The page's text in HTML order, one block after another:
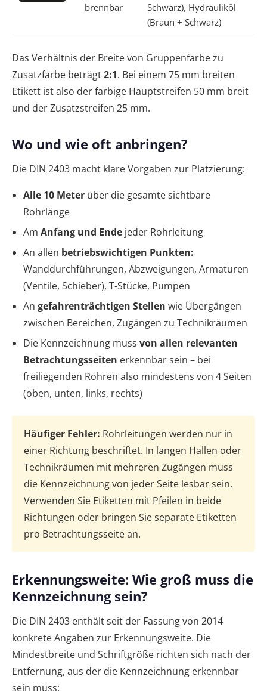
brennbar
Schwarz), Hydrauliköl
(Braun + Schwarz)
Das Verhältnis der Breite von Gruppenfarbe zu
Zusatzfarbe beträgt2:1. Bei einem 75 mm breiten
Etikett ist also der farbige Hauptstreifen 50 mm breit
und der Zusatzstreifen 25 mm.
Wo und wie oft anbringen?
Die DIN 2403 macht klare Vorgaben zur Platzierung:
Alle 10 Meter über die gesamte sichtbare
Rohrlänge
AmAnfang und Ende jeder Rohrleitung
An allen betriebswichtigen Punkten:
Wanddurchführungen, Abzweigungen, Armaturen
(Ventile, Schieber), T-Stücke, Pumpen
Angefahrenträchtigen Stellen wie Übergängen
zwischen Bereichen, Zugängen zu Technikräumen
Die Kennzeichnung mussvon allen relevanten
Betrachtungsseiten erkennbar sein – bei
freiliegenden Rohren also mindestens von 4 Seiten
(oben, unten, links, rechts)
Häufiger Fehler: Rohrleitungen werden nur in
einer Richtung beschriftet. In langen Hallen oder
Technikräumen mit mehreren Zugängen muss
die Kennzeichnung von jeder Seite lesbar sein.
Verwenden Sie Etiketten mit Pfeilen in beide
Richtungen oder bringen Sie separate Etiketten
pro Betrachtungsseite an.
Erkennungsweite: Wie groß muss die
Kennzeichnung sein?
Die DIN 2403 enthält seit der Fassung von 2014
konkrete Angaben zur Erkennungsweite. Die
Mindestbreite und Schriftgröße richten sich nach der
Entfernung, aus der die Kennzeichnung erkennbar
sein muss: